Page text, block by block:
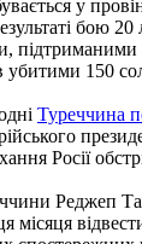
у
бою 20
підтриманими
150
Туреччина
Росії
Реджеп
місяця